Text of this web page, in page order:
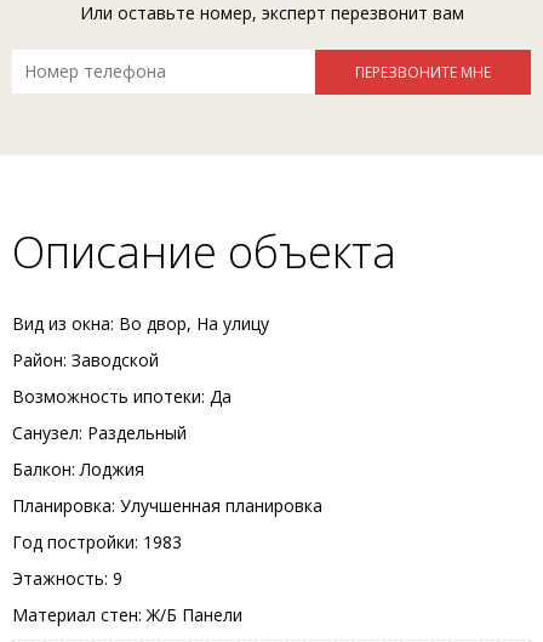
Или оставьте номер, эксперт перезвонит вам
Описание объекта
Вид из окна: Во двор, На улицу
Район: Заводской
Возможность ипотеки: Да
Санузел: Раздельный
Балкон: Лоджия
Планировка: Улучшенная планировка
Год постройки: 1983
Этажность: 9
Материал стен: Ж/Б Панели